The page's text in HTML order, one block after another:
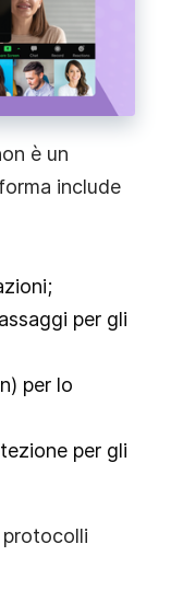
è un
include
per gli
per lo
per gli